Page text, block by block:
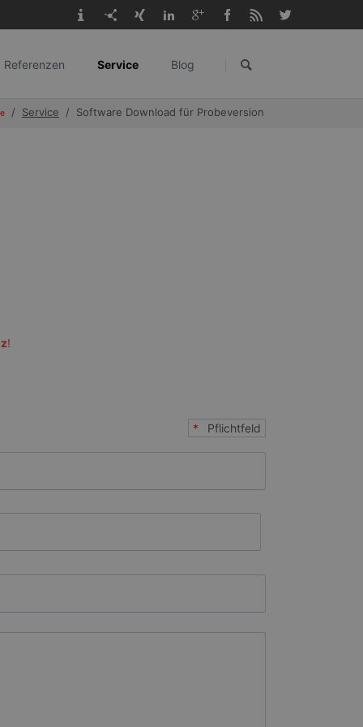
überspringen
Referenzen Service
gangl.de
Blog
Service Software Download für Probeversion
!
* Pflichtfeld